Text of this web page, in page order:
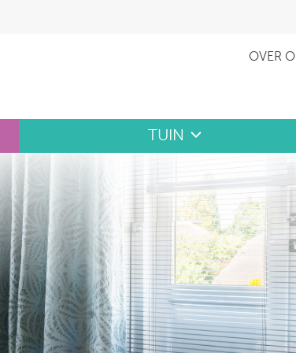
OVER
TUIN